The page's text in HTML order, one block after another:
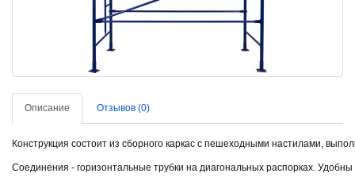
Описание Отзывов (0)
Конструкция состоит из сборного каркас с пешеходными настилами,
Соединения - горизонтальные трубки на диагональных распорках. Удобны